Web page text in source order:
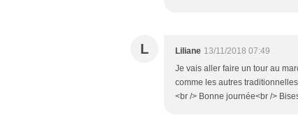
L Liliane 13/11/2018 07:49
Je vais aller faire un tour au
comme les autres
<br /> Bonne journée<br />